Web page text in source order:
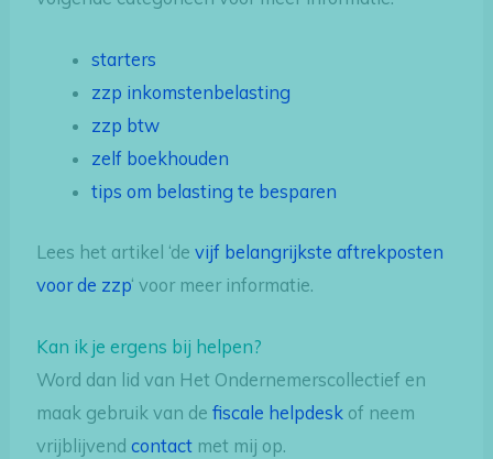
starters
zzp inkomstenbelasting
zzp btw
zelf boekhouden
tips om belasting te besparen
Lees het artikel ‘devijf belangrijkste aftrekposten
voor de zzp‘ voor meer informatie.
Kan ik je ergens bij helpen?
Word dan lid van Het Ondernemerscollectief en
maak gebruik van defiscale helpdesk of neem
vrijblijvendcontact met mij op.